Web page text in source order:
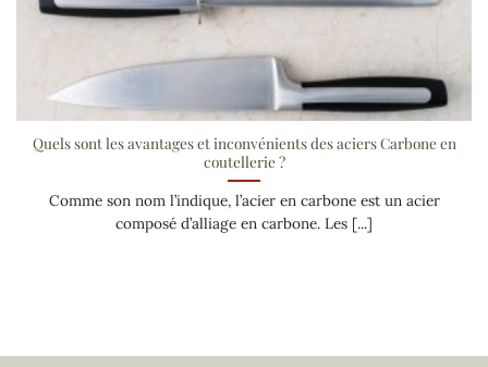
Quels sont les avantages et inconvénients des aciers Carbone en
coutellerie ?
Comme son nom l’indique, l’acier en carbone est un acier
composé d’alliage en carbone. Les [...]